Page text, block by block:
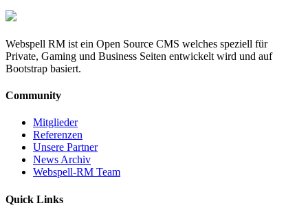
Webspell RM ist ein Open Source CMS welches speziell für
Private, Gaming und Business Seiten entwickelt wird und auf
Bootstrap basiert.
Community
Mitglieder
Referenzen
Unsere Partner
News Archiv
Webspell-RM Team
Quick Links